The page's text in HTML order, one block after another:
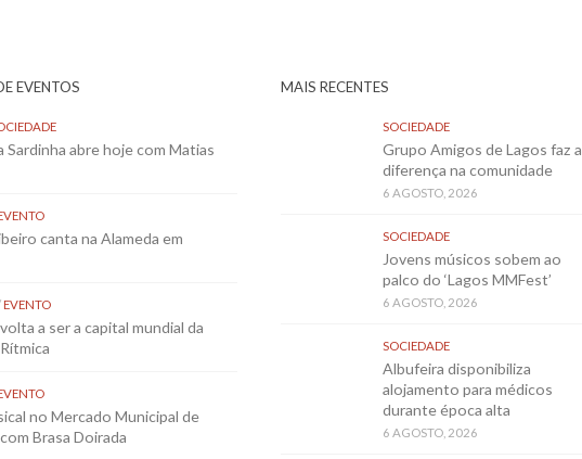
EVENTOS
Sardinha abre hoje com Matias
canta na Alameda em
EVENTO
a ser a capital mundial da
no Mercado Municipal de
Brasa Doirada
MAIS RECENTES
SOCIEDADE
Grupo Amigos de Lagos faz a
diferença na comunidade
6 AGOSTO, 2026
SOCIEDADE
Jovens músicos sobem ao
palco do ‘Lagos MMFest’
6 AGOSTO, 2026
SOCIEDADE
Albufeira disponibiliza
alojamento para médicos
durante época alta
6 AGOSTO, 2026